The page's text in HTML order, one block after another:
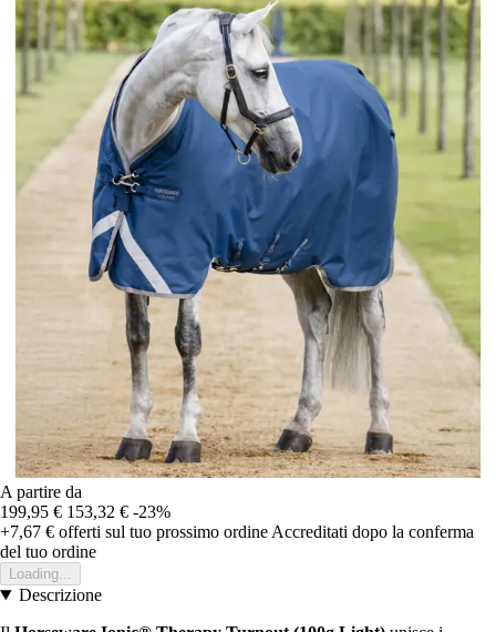
A partire da
199,95 € 153,32 € -23%
+7,67 € offerti sul tuo prossimo ordine Accreditati dopo la conferma
del tuo ordine
Loading...
Descrizione